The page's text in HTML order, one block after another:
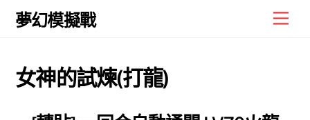
Skip
夢幻模擬戰
女神的試煉(打龍)